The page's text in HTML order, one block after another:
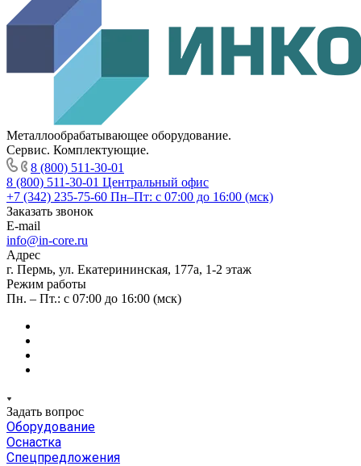
Металлообрабатывающее оборудование.
Сервис. Комплектующие.
8 (800) 511-30-01
8 (800) 511-30-01 Центральный офис
+7 (342) 235-75-60 Пн–Пт: с 07:00 до 16:00 (мск)
Заказать звонок
E-mail
info@in-core.ru
Адрес
г. Пермь, ул. ​Екатерининская, 177а, ​1-2 этаж
Режим работы
Пн. – Пт.: с 07:00 до 16:00 (мск)
Задать вопрос
Оборудование
Оснастка
Спецпредложения